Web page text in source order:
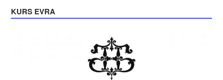
KURS EVRA